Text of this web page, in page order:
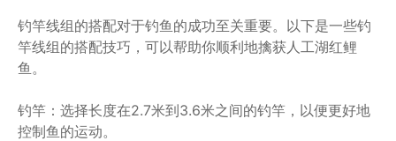
钓竿线组的搭配对于钓鱼的成功至关重要。以下是一些钓
竿线组的搭配技巧，可以帮助你顺利地擒获人工湖红鲤
鱼。
钓竿：选择长度在2.7米到3.6米之间的钓竿，以便更好地
控制鱼的运动。